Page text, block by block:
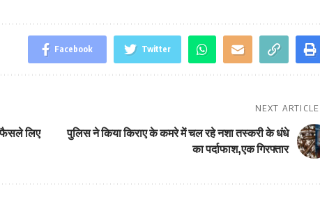
Facebook Twitter
फैसले लिए
NEXT ARTICLE
पुलिस ने किया किराए के कमरे में चल रहे नशा तस्करी के धंधे
का पर्दाफाश,एक गिरफ्तार